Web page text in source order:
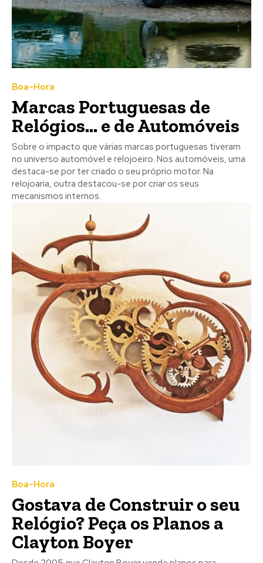
Boa-Hora
Marcas Portuguesas de
Relógios… e de Automóveis
Sobre o impacto que várias marcas portuguesas tiveram
no universo automóvel e relojoeiro. Nos automóveis, uma
destaca-se por ter criado o seu próprio motor. Na
relojoaria, outra destacou-se por criar os seus
mecanismos internos.
Boa-Hora
Gostava de Construir o seu
Relógio? Peça os Planos a
Clayton Boyer